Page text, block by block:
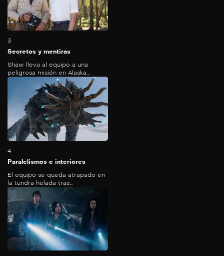
3
Secretos y mentiras
Shaw lleva al equipo a una
peligrosa misión en Alaska...
4
Paralelismos e interiores
El equipo se queda atrapado en
la tundra helada tras...